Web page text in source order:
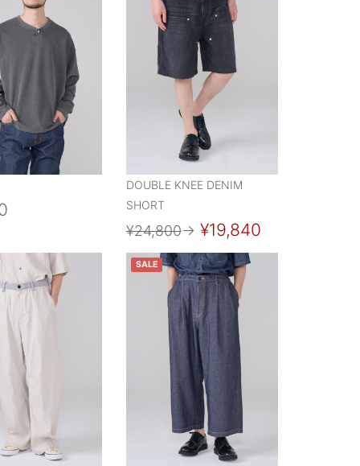
DOUBLE KNEE DENIM
SHORT
¥24,800→ ¥19,840
SALE